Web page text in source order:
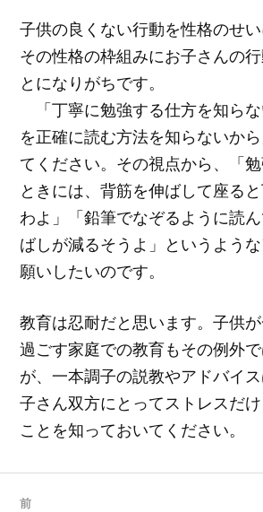
子供の良くない行動を性格のせい
その性格の枠組みにお子さんの
とになりがちです。
「丁寧に勉強する仕方を知ら
を正確に読む方法を知らないか
てください。その視点から、「
ときには、背筋を伸ばして座る
わよ」「鉛筆でなぞるように読
ばしが減るそうよ」というよう
願いしたいのです。
教育は忍耐だと思います。子供
過ごす家庭での教育もその例外
が、一本調子の説教やアドバイ
子さん双方にとってストレスだ
ことを知っておいてください。
前